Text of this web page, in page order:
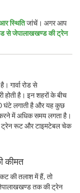
स्थितिजांचें। अगर आप
रोड से जेपालाखखण्ड की ट्रेन
गार्वा रोड से
होती है। इन शहरों के बीच
घंटे लगाती है और यह कुछ
में अधिक समय लगता है।
रूट और टाइमटेबल चेक
कीमत
की तलाश में हैं, तो
तक की ट्रेन